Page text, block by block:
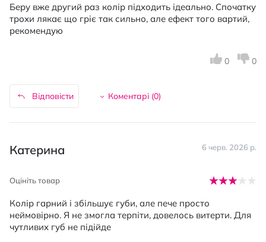
Беру вже другий раз колір підходить ідеально. Спочатку
трохи лякає що гріє так сильно, але ефект того вартий,
рекомендую
Відповісти Коментарі (0)
0 0
Катерина 6 черв. 2026 р.
Оцініть товар
Колір гарний і збільшує губи, але пече просто
неймовірно. Я не змогла терпіти, довелось витерти. Для
чутливих губ не підійде